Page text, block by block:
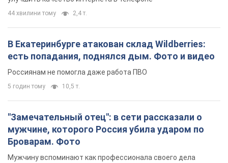
"Замечательный отец": в сети рассказали о
мужчине, которого Россия убила ударом по
Броварам. Фото
Мужчину вспоминают как профессионала своего дела
4 години тому 3,3 т.